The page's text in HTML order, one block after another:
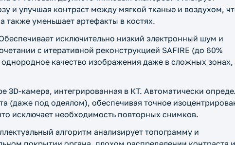
и улучшая контраст между мягкой тканью и воздухом,
также уменьшает артефакты в костях.
исключительно низкий электронный шум и
с итеративной реконструкцией SAFIRE (до 60%
качество изображения даже в сложных зонах,
3D-камера, интегрированная в КТ. Автоматически
(даже под одеялом), обеспечивая точное
исключает необходимость повторных снимков.
алгоритм анализирует топограмму и